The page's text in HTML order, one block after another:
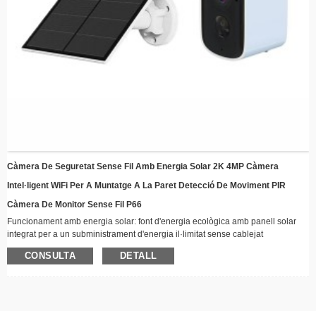
Càmera De Seguretat Sense Fil Amb Energia Solar 2K 4MP Càmera
Intel·ligent WiFi Per A Muntatge A La Paret Detecció De Moviment PIR
Càmera De Monitor Sense Fil P66
Funcionament amb energia solar: font d'energia ecològica amb panell solar
integrat per a un subministrament d'energia il·limitat sense cablejat
Connectivitat sense fil: mantingueu-vos connectats de manera remota a través
de WiFi amb funcions de transmissió de vídeo en temps real
CONSULTA DETALL